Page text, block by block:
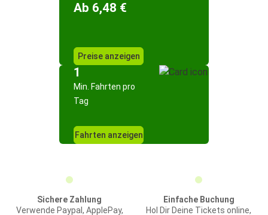
Ab 6,48 €
Preise anzeigen
1
Min. Fahrten pro
Tag
Fahrten anzeigen
Sichere Zahlung
Verwende Paypal, ApplePay,
Einfache Buchung
Hol Dir Deine Tickets online,